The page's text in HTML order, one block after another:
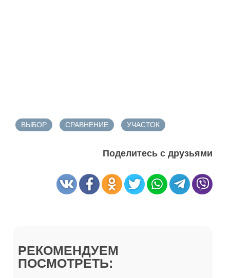
ВЫБОР СРАВНЕНИЕ УЧАСТОК
Поделитесь с друзьями
РЕКОМЕНДУЕМ
ПОСМОТРЕТЬ: